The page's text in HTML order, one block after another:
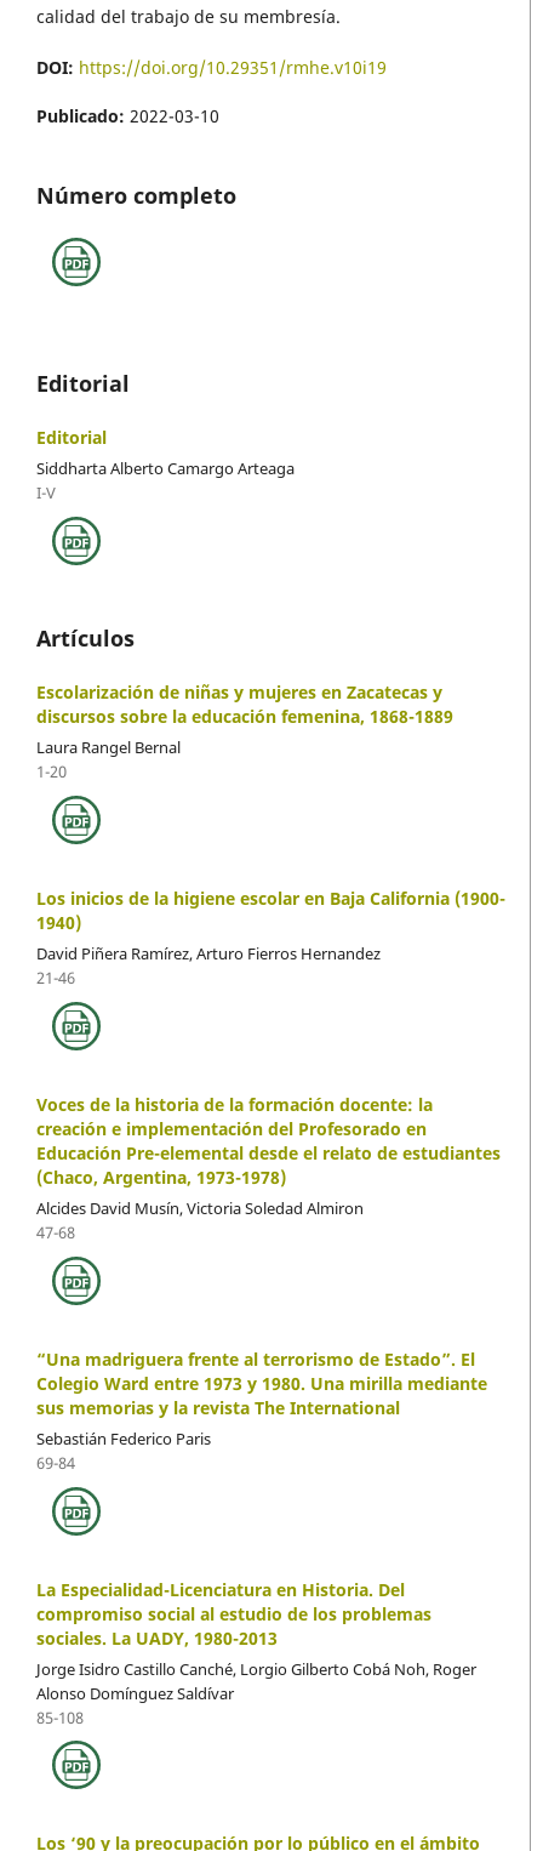
calidad del trabajo de su membresía.
DOI: https://doi.org/10.29351/rmhe.v10i19
Publicado: 2022-03-10
Número completo
Editorial
Editorial
Siddharta Alberto Camargo Arteaga
I-V
Artículos
Escolarización de niñas y mujeres en Zacatecas y
discursos sobre la educación femenina, 1868-1889
Laura Rangel Bernal
1-20
Los inicios de la higiene escolar en Baja California (1900-
1940)
David Piñera Ramírez, Arturo Fierros Hernandez
21-46
Voces de la historia de la formación docente: la
creación e implementación del Profesorado en
Educación Pre-elemental desde el relato de estudiantes
(Chaco, Argentina, 1973-1978)
Alcides David Musín, Victoria Soledad Almiron
47-68
“Una madriguera frente al terrorismo de Estado”. El
Colegio Ward entre 1973 y 1980. Una mirilla mediante
sus memorias y la revista The International
Sebastián Federico Paris
69-84
La Especialidad-Licenciatura en Historia. Del
compromiso social al estudio de los problemas
sociales. La UADY, 1980-2013
Jorge Isidro Castillo Canché, Lorgio Gilberto Cobá Noh, Roger
Alonso Domínguez Saldívar
85-108
Los ‘90 y la preocupación por lo público en el ámbito